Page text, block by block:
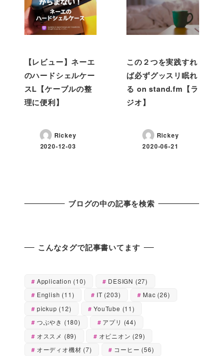
【レビュー】ネーエ
のハードシェルケー
スL【ケーブルの整
理に便利】
Rickey
2020-12-03
この２つを実践すれ
ば必ずグッスリ眠れ
る on stand.fm【ラ
ジオ】
Rickey
2020-06-21
ブログの中の記事を検索
こんなタグで記事書いてます
Application (10) DESIGN (27)
English (11) IT (203) Mac (26)
pickup (12) YouTube (11)
つぶやき (180) アプリ (44)
オススメ (89) オピニオン (29)
オーディオ機材 (7) コーヒー (56)